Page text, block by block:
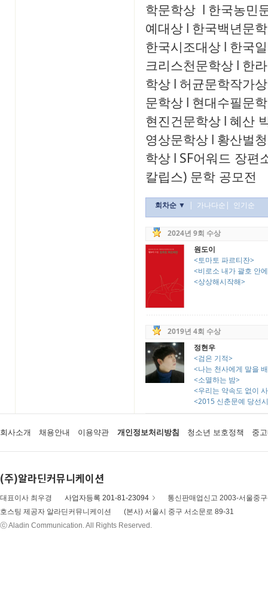
학문학상 l 한국농민
예대상 l 한국백년문
한국시조대상 l 한국
크리스천문학상 l 한
학상 l 허균문학작가상
문학상 l 현대수필문
현진건문학상 l 혜산
영상문학상 l 황산벌
학상 l SF어워드 장편
칼립스) 문학 공모전
회차순 ▼ | 가나다순 | 인기순
2024년 9회 수상
원도이
<토마토 파르티잔>
<비로소 내가 괄호 안
<상상해시작해>
2019년 4회 수상
정현우
<검은 기적>
<나는 천사에게 말을
<소멸하는 밤>
<우리는 약속도 없이
<2015 신춘문예 당선
회사소개 채용안내 이용약관 개인정보처리방침 청소년 보호정책 중
(주)알라딘커뮤니케이션
대표이사 최우경 사업자등록 201-81-23094
통신판매업신고 2003-서울중
호스팅 제공자 알라딘커뮤니케이션
(본사) 서울시 중구 서소문로 89-31
ⓒ Aladin Communication. All Rights Reserved.